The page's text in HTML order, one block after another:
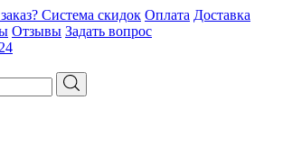
Система скидок Оплата Доставка
Отзывы Задать вопрос